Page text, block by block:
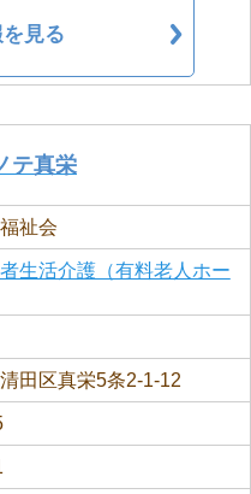
見る
テ真栄
祉会
生活介護（有料老人ホー
田区真栄5条2-1-12